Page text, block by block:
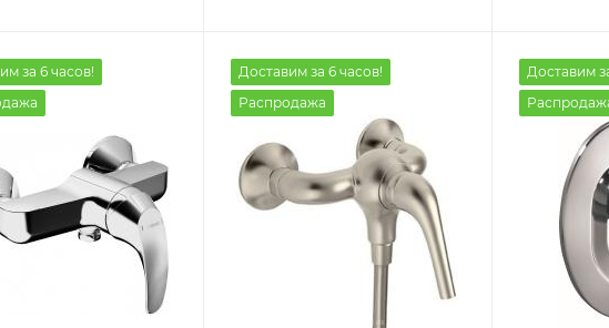
за 6 часов!
Доставим за 6 часов!
Распродажа
Доставим